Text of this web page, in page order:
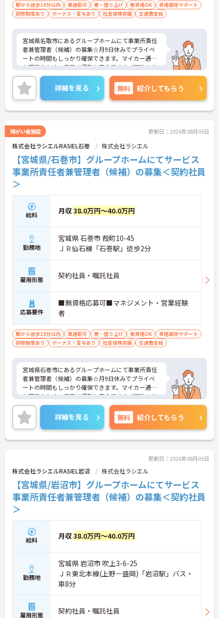
駅から徒歩10分以内 車通勤可 寮・借り上げ 無資格OK
資格取得サポート
研修制度あり
ボーナス・賞与あり 社会保険完備 交通費支給
宮城県名取市にあるグループホームにて事業所責任
者兼管理者（候補）の募集☆月9日休みでプライベ
ートの時間もしっかり確保できます。マイカー通勤
も可能なため、毎日の通勤も安心です♪ご興味のあ
る方には、面接対策ポイントなど、さらに詳細をご
案内しますのでお気軽にご相談ください！
詳細を見る 無料 紹介してもらう
障がい者施設 更新日：2026年08月05日
株式会社ラシエルRASIEL石巻 株式会社ラシエル
【宮城県/石巻市】グループホームにてサービス
事業所責任者兼管理者（候補）の募集＜契約社員
＞
給料 月収38.0万円～40.0万円
勤務地
宮城県 石巻市 殻町10-45
ＪＲ仙石線「石巻駅」徒歩2分
雇用形態 契約社員・嘱託社員
応募要件
■無資格応募可■マネジメント・営業経験
者
駅から徒歩10分以内 車通勤可 寮・借り上げ 無資格OK
資格取得サポート
研修制度あり
ボーナス・賞与あり 社会保険完備 交通費支給
宮城県石巻市にあるグループホームにて事業所責任
者兼管理者（候補）の募集☆月9日休みでプライベ
ートの時間もしっかり確保できます。マイカー通勤
も可能なため、毎日の通勤も安心です♪ご興味のあ
る方には、面接対策ポイントなど、さらに詳細をご
案内しますのでお気軽にご相談ください！
詳細を見る 無料 紹介してもらう
更新日：2026年08月05日
株式会社ラシエルRASIEL岩沼 株式会社ラシエル
【宮城県/岩沼市】グループホームにてサービス
事業所責任者兼管理者（候補）の募集＜契約社員
＞
給料 月収38.0万円～40.0万円
勤務地
宮城県 岩沼市 吹上3-6-25
ＪＲ東北本線(上野－盛岡)「岩沼駅」バス・
車8分
雇用形態 契約社員・嘱託社員